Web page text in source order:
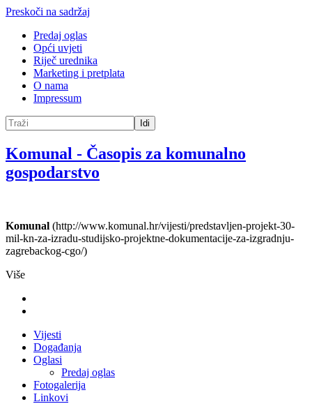
Preskoči na sadržaj
Predaj oglas
Opći uvjeti
Riječ urednika
Marketing i pretplata
O nama
Impressum
Idi
Komunal - Časopis za komunalno
gospodarstvo
Komunal (http://www.komunal.hr/vijesti/predstavljen-projekt-30-
mil-kn-za-izradu-studijsko-projektne-dokumentacije-za-izgradnju-
zagrebackog-cgo/)
Više
Vijesti
Događanja
Oglasi
Predaj oglas
Fotogalerija
Linkovi